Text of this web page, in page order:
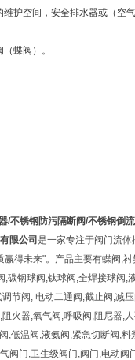
护空间，安全排水器或（空
蝶阀）。
/不锈钢防污隔断阀/不锈钢倒
限公司 是一家专注于阀门流体
得未来"。产品主要有蝶阀,
钢球阀,钛球阀,全焊接球阀
节阀, 电动二通阀,截止阀,减
火器,氧气阀,呼吸阀,阻尼器,
低温阀,液氨阀,紧急切断阀,
阀门,卫生级阀门,阀门,电动